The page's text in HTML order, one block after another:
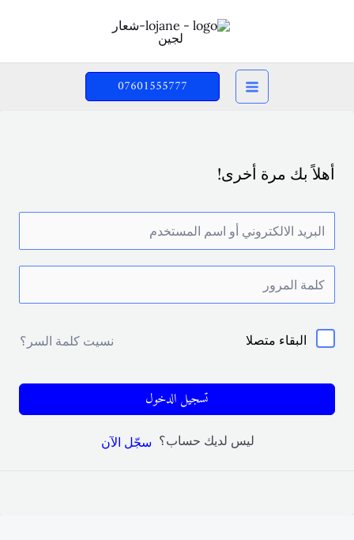
07601555777
أهلاً بك مرة أخرى!
البقاء متصلا نسيت كلمة السر؟
تسجيل الدخول
ليس لديك حساب؟ سجّل الآن